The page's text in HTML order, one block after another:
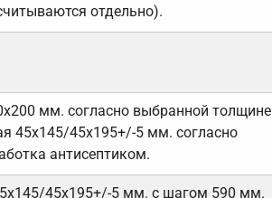
отдельно).
мм. согласно выбранной толщине
45х145/45х195+/-5 мм. согласно
антисептиком.
45х195+/-5 мм. с шагом 590 мм.